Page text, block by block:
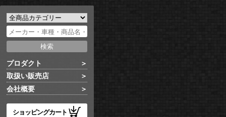
プロダクト
取扱い販売店
会社概要
ショッピングカート